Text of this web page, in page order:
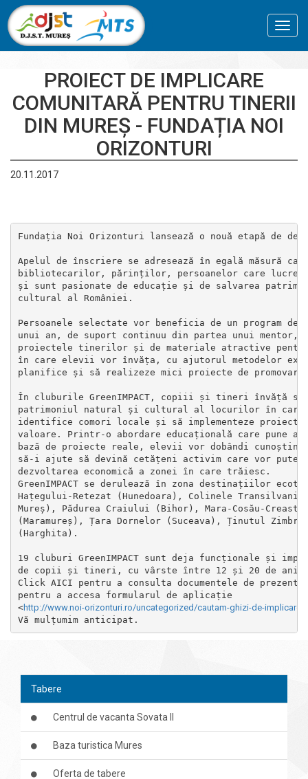
PROIECT DE IMPLICARE
COMUNITARĂ PENTRU TINERII
DIN MUREȘ - FUNDAȚIA NOI
ORIZONTURI
20.11.2017
Fundația Noi Orizonturi lansează o nouă etapă de
Apelul de înscriere se adresează în egală măsură
bibliotecarilor, părinților, persoanelor care
și sunt pasionate de educație și de salvarea
cultural al României.
Persoanele selectate vor beneficia de un program de
unui an, de suport continuu din partea unui mentor,
proiectele tinerilor și de materiale atractive pentru
în care elevii vor învăța, cu ajutorul metodelor
planifice și să realizeze mici proiecte de
În cluburile GreenIMPACT, copiii și tineri învăță să
patrimoniul natural și cultural al locurilor în care
identifice comori locale și să implementeze
valoare. Printr-o abordare educațională care pune
bază de proiecte reale, elevii vor dobândi
să-i ajute să devină cetățeni activim care vor
dezvoltarea economică a zonei în care trăiesc.
GreenIMPACT se derulează în zona destinațiilor
Hațegului-Retezat (Hunedoara), Colinele
Mureș), Pădurea Craiului (Bihor), Mara-Cosău-Creasta
(Maramureș), Țara Dornelor (Suceava), Ținutul
(Harghita).
19 cluburi GreenIMPACT sunt deja funcționale și
de copii și tineri, cu vârste între 12 și 20 de ani.
Click AICI pentru a consulta documentele de
pentru a accesa formularul de aplicație
<http://www.noi-orizonturi.ro/uncategorized/cautam-ghizi-de-implicare-
Tabere
Centrul de vacanta Sovata II
Baza turistica Mures
Oferta de tabere